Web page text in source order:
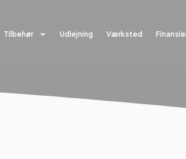
Tilbehør Udlejning Værksted